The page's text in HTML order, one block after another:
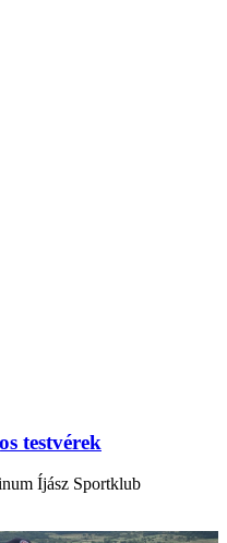
testvérek
Íjász Sportklub